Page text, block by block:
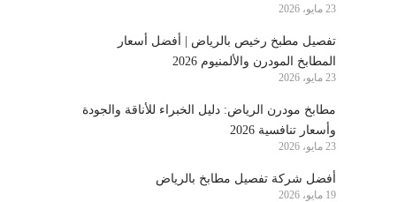
23 مايو، 2026
تفصيل مطبخ رخيص بالرياض | أفضل أسعار
المطابخ المودرن والألمنيوم 2026
23 مايو، 2026
مطابخ مودرن الرياض: دليل الخبراء للأناقة والجودة
وأسعار تنافسية 2026
23 مايو، 2026
أفضل شركة تفصيل مطابخ بالرياض
19 مايو، 2026